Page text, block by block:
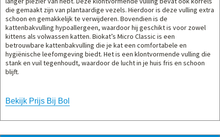
die gemaakt zijn van plantaardige vezels. Hierdoor is deze vulling extra
schoon en gemakkelijk te verwijderen. Bovendien is de
kattenbakvulling hypoallergeen, waardoor hij geschikt is voor zowel
kittens als volwassen katten. Biokat’s Micro Classic is een
betrouwbare kattenbakvulling die je kat een comfortabele en
hygiënische leefomgeving biedt. Het is een klontvormende vulling die
stank en vuil tegenhoudt, waardoor de lucht in je huis fris en schoon
blijft.
Bekijk Prijs Bij Bol